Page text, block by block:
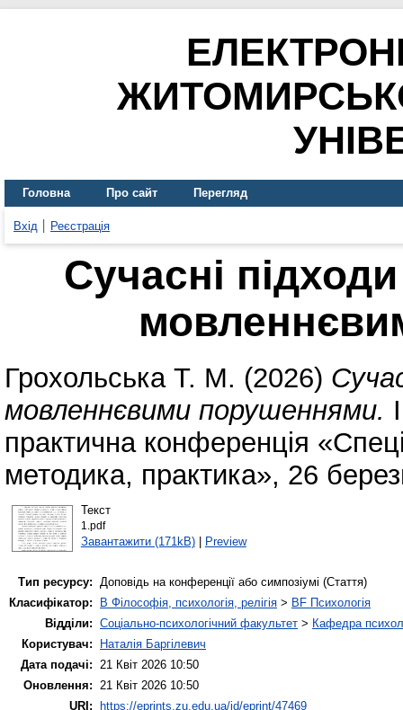
Головна Про сайт Перегляд
Вхід Реєстрація
Сучасні
Грохольська Т. М. (2026)
мовленнєвими порушеннями.
практична конференція
методика, практика», 26
Текст
1.pdf
Завантажити (171kB)| Preview
Тип ресурсу: Доповідь на конференції або симпозіумі (Стаття)
Класифікатор:
B Філософія, психологія, релігія > BF Психологія
Відділи: Соціально-психологічний факультет > Кафедра
Користувач:
Наталія Баргілевич
Дата подачі: 21 Квіт 2026 10:50
Оновлення: 21 Квіт 2026 10:50
URI:
https://eprints.zu.edu.ua/id/eprint/47469